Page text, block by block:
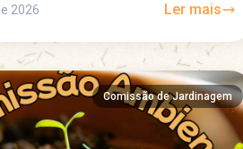
2026
Ler mais
Comissão de Jardinagem